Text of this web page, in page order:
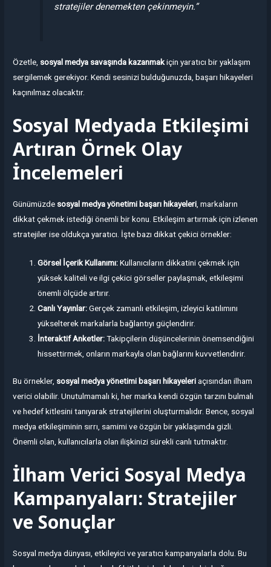
stratejiler denemekten çekinmeyin.”
Özetle, sosyal medya savaşında kazanmakiçin yaratıcı bir yaklaşım
sergilemek gerekiyor. Kendi sesinizi bulduğunuzda, başarı hikayeleri
kaçınılmaz olacaktır.
Sosyal Medyada Etkileşimi
Artıran Örnek Olay
İncelemeleri
Günümüzde sosyal medya yönetimi başarı hikayeleri , markaların
dikkat çekmek istediği önemli bir konu. Etkileşim artırmak için izlenen
stratejiler ise oldukça yaratıcı. İşte bazı dikkat çekici örnekler:
Görsel İçerik Kullanımı:Kullanıcıların dikkatini çekmek için
yüksek kaliteli ve ilgi çekici görseller paylaşmak, etkileşimi
önemli ölçüde artırır.
Canlı Yayınlar:Gerçek zamanlı etkileşim, izleyici katılımını
yükselterek markalarla bağlantıyı güçlendirir.
İnteraktif Anketler:Takipçilerin düşüncelerinin önemsendiğini
hissettirmek, onların markayla olan bağlarını kuvvetlendirir.
Bu örnekler, sosyal medya yönetimi başarı hikayeleriaçısından ilham
verici olabilir. Unutulmamalı ki, her marka kendi özgün tarzını bulmalı
ve hedef kitlesini tanıyarak stratejilerini oluşturmalıdır. Bence, sosyal
medya etkileşiminin sırrı, samimi ve özgün bir yaklaşımda gizli.
Önemli olan, kullanıcılarla olan ilişkinizi sürekli canlı tutmaktır.
İlham Verici Sosyal Medya
Kampanyaları: Stratejiler
ve Sonuçlar
Sosyal medya dünyası, etkileyici ve yaratıcı kampanyalarla dolu. Bu